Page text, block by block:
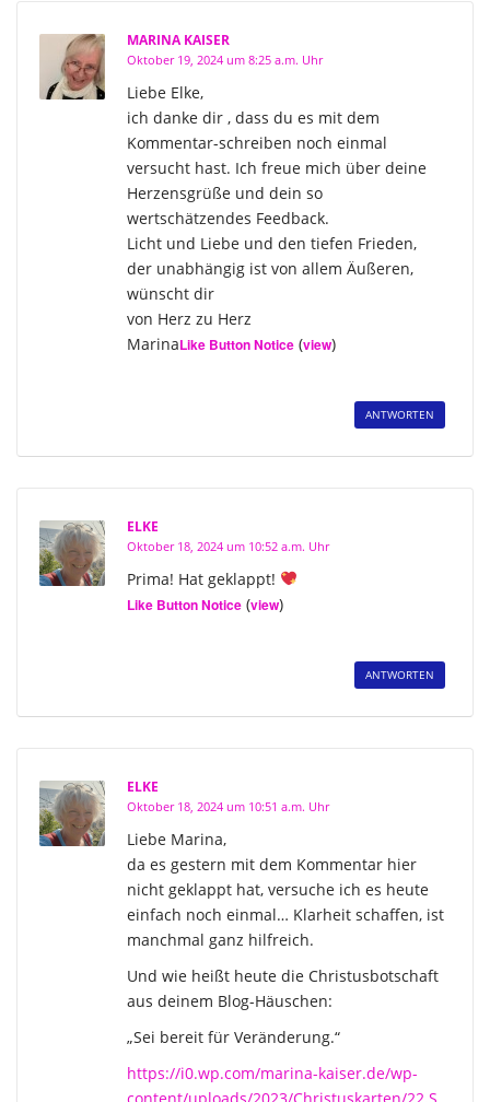
MARINA KAISER
Oktober 19, 2024 um 8:25 a.m. Uhr
Liebe Elke,
ich danke dir , dass du es mit dem
Kommentar-schreiben noch einmal
versucht hast. Ich freue mich über deine
Herzensgrüße und dein so
wertschätzendes Feedback.
Licht und Liebe und den tiefen Frieden,
der unabhängig ist von allem Äußeren,
wünscht dir
von Herz zu Herz
MarinaLike Button Notice (view)
ANTWORTEN
ELKE
Oktober 18, 2024 um 10:52 a.m. Uhr
Prima! Hat geklappt!
Like Button Notice (view)
ANTWORTEN
ELKE
Oktober 18, 2024 um 10:51 a.m. Uhr
Liebe Marina,
da es gestern mit dem Kommentar hier
nicht geklappt hat, versuche ich es heute
einfach noch einmal… Klarheit schaffen, ist
manchmal ganz hilfreich.
Und wie heißt heute die Christusbotschaft
aus deinem Blog-Häuschen:
„Sei bereit für Veränderung.“
https://i0.wp.com/marina-kaiser.de/wp-
content/uploads/2023/Christuskarten/22.S